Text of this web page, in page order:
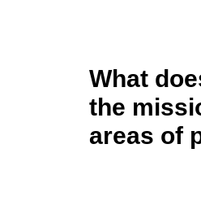
What
the
areas of